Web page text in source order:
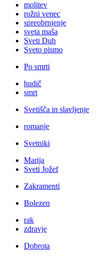
molitev
rožni venec
spreobrnjenje
sveta maša
Sveti Duh
Sveto pismo
Po smrti
hudič
smrt
Svetišča in slavljenje
romanje
Svetniki
Marija
Sveti Jožef
Zakramenti
Bolezen
rak
zdravje
Dobrota